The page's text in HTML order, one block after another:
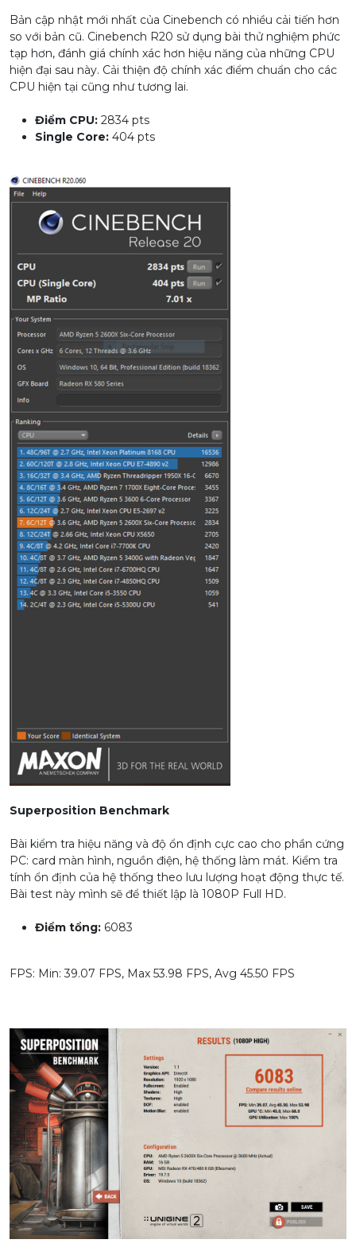
Bản cập nhật mới nhất của Cinebench có nhiều cải tiến hơn
so với bản cũ. Cinebench R20 sử dụng bài thử nghiệm phức
tạp hơn, đánh giá chính xác hơn hiệu năng của những CPU
hiện đại sau này. Cải thiện độ chính xác điểm chuẩn cho các
CPU hiện tại cũng như tương lai.
Điểm CPU: 2834 pts
Single Core: 404 pts
Superposition Benchmark
Bài kiểm tra hiệu năng và độ ổn định cực cao cho phần cứng
PC: card màn hình, nguồn điện, hệ thống làm mát. Kiểm tra
tính ổn định của hệ thống theo lưu lượng hoạt động thực tế.
Bài test này mình sẽ để thiết lập là 1080P Full HD.
Điểm tổng: 6083
FPS: Min: 39.07 FPS, Max 53.98 FPS, Avg 45.50 FPS